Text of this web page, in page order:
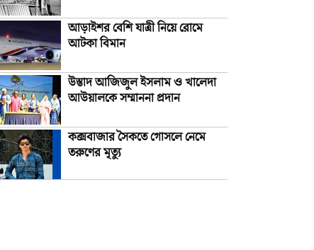
আড়াইশর বেশি যাত্রী নিয়ে রোমে
আটকা বিমান
উস্তাদ আজিজুল ইসলাম ও খালেদা
আউয়ালকে সম্মাননা প্রদান
কক্সবাজার সৈকতে গোসলে নেমে
তরুণের মৃত্যু